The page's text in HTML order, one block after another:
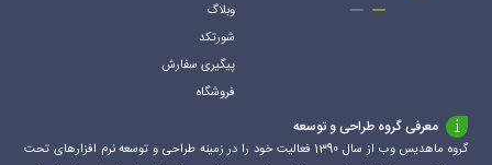
وبلاگ
شورتکد
پیگیری سفارش
فروشگاه
معرفی گروه طراحی و توسعه
گروه ماهدیس وب از سال 1390 فعالیت خود را در زمینه طراحی و توسعه نرم افزارهای تحت